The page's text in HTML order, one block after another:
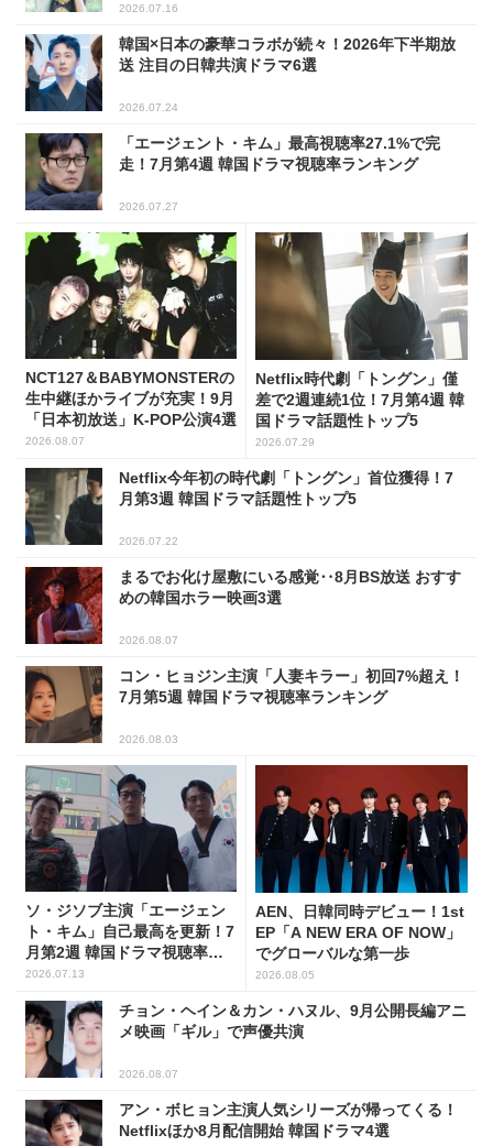
2026.07.16
韓国×日本の豪華コラボが続々！2026年下半期放
送 注目の日韓共演ドラマ6選
2026.07.24
「エージェント・キム」最高視聴率27.1%で完
走！7月第4週 韓国ドラマ視聴率ランキング
2026.07.27
NCT127＆BABYMONSTERの
生中継ほかライブが充実！9月
「日本初放送」K-POP公演4選
2026.08.07
Netflix時代劇「トングン」僅
差で2週連続1位！7月第4週 韓
国ドラマ話題性トップ5
2026.07.29
Netflix今年初の時代劇「トングン」首位獲得！7
月第3週 韓国ドラマ話題性トップ5
2026.07.22
まるでお化け屋敷にいる感覚‥8月BS放送 おすす
めの韓国ホラー映画3選
2026.08.07
コン・ヒョジン主演「人妻キラー」初回7%超え！
7月第5週 韓国ドラマ視聴率ランキング
2026.08.03
ソ・ジソブ主演「エージェン
ト・キム」自己最高を更新！7
月第2週 韓国ドラマ視聴率ラ
ンキング
2026.07.13
AEN、日韓同時デビュー！1st
EP「A NEW ERA OF NOW」
でグローバルな第一歩
2026.08.05
チョン・ヘイン＆カン・ハヌル、9月公開長編アニ
メ映画「ギル」で声優共演
2026.08.07
アン・ボヒョン主演人気シリーズが帰ってくる！
Netflixほか8月配信開始 韓国ドラマ4選